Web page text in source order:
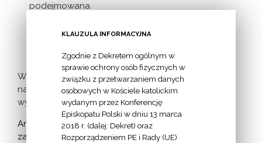
podejmowana
milczącej [...]
Więcej
nadchodzących
wydarzeń >
Archiwum
zapowiedzi:
KLAUZULA INFORMACYJNA
Zgodnie z Dekretem ogólnym w
sprawie ochrony osób fizycznych w
związku z przetwarzaniem danych
osobowych w Kościele katolickim
wydanym przez Konferencję
Episkopatu Polski w dniu 13 marca
2018 r. (dalej: Dekret) oraz
Rozporządzeniem PE i Rady (UE)